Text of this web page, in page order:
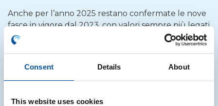
Consent Details About
This website uses cookies
Anche per l’anno 2025 restano confermate le nove
fasce in vigore dal 2023, con valori sempre più legati
ai costi necessari per avviare a riciclo le tipologie di
imballaggi inclusi in ciascuna fascia. Per sei fasce si
diminuzione che è espressione del deficit di catena
(saldo tra costi ed eventuali ricavi da cessione a